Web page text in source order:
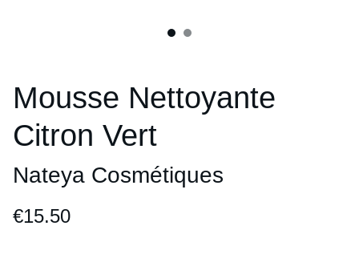
Mousse Nettoyante
Citron Vert
Nateya Cosmétiques
€15.50